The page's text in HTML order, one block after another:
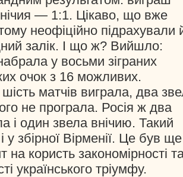
— 1:1. Цікаво, що вже
неофіційно підрахували
залік. І що ж? Вийшло:
у восьми зіграних
очок з 16 можливих.
матчів виграла, два
не програла. Росія ж два
і один звела внічию. Такий
у збірної Вірменії. Це був ще
на користь закономірності
українського тріумфу.